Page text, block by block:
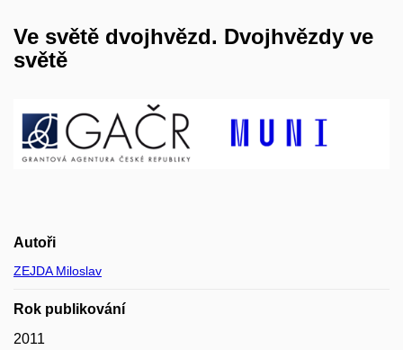
Ve světě dvojhvězd. Dvojhvězdy ve
světě
Autoři
ZEJDA Miloslav
Rok publikování
2011